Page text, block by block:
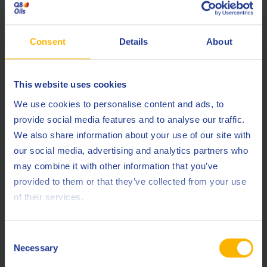
Consent Details About
This website uses cookies
We use cookies to personalise content and ads, to
provide social media features and to analyse our traffic.
We also share information about your use of our site with
our social media, advertising and analytics partners who
may combine it with other information that you’ve
provided to them or that they’ve collected from your use
of their services.
Selection
Necessary
Un prodotto all'avanguardia
Come AdBlue®, Effinox è una soluzione di urea (32,5%) e,
grazie all’aggiunta di un solvente specifico, assicura nei
Con un uso abituale di Effinox, i depositi esistenti vengono
dissolti nonostante l’usuale operatività a basse velocità e
continui arresti e ripartenze, e si impedisce l’accumulo di
depositi futuri, garantendo che il sistema SCR rimanga
pulito e sano.
Inoltre contribuisce anche alla pulizia degli iniettori,
migliorando il pattern di spruzzo per un funzionamento più
Effinox è conforme agli standard di purezza ISO 22241-1.